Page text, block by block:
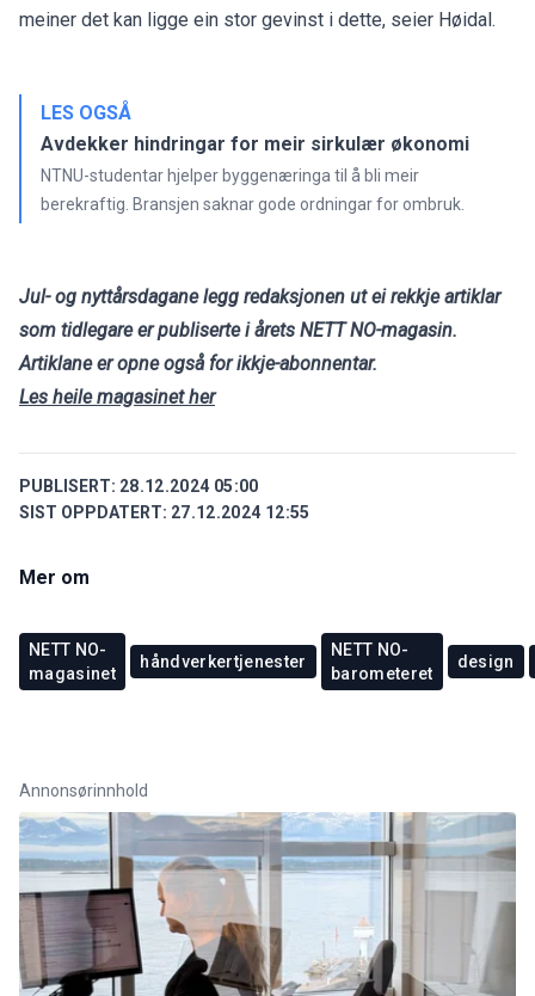
meiner det kan ligge ein stor gevinst i dette, seier Høidal.
LES OGSÅ
Avdekker hindringar for meir sirkulær økonomi
NTNU-studentar hjelper byggenæringa til å bli meir
berekraftig. Bransjen saknar gode ordningar for ombruk.
Jul- og nyttårsdagane legg redaksjonen ut ei rekkje artiklar
som tidlegare er publiserte i årets NETT NO-magasin.
Artiklane er opne også for ikkje-abonnentar.
Les heile magasinet her
PUBLISERT: 28.12.2024 05:00
SIST OPPDATERT: 27.12.2024 12:55
Mer om
NETT NO-
magasinet
håndverkertjenester
NETT NO-
barometeret
design
Annonsørinnhold